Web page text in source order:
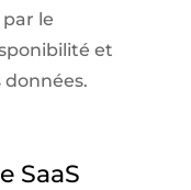
le
et
SaaS